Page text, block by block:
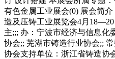
有色金属工业展会(0) 展会简
造及压铸工业展览会4月
主;;; 办：宁波市经济与信息化
协会;; 芜湖市铸造行业协会;;
协会支持单位：浙江省铸造协